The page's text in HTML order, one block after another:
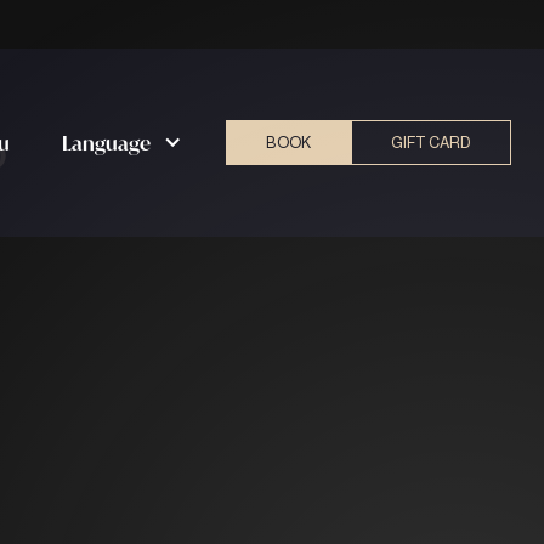
Language BOOK GIFT CARD